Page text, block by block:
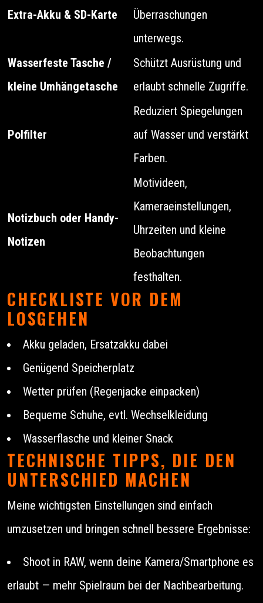
Extra-Akku & SD-Karte
Überraschungen
unterwegs.
Wasserfeste Tasche /
kleine Umhängetasche
Schützt Ausrüstung und
erlaubt schnelle Zugriffe.
Polfilter
Reduziert Spiegelungen
auf Wasser und verstärkt
Farben.
Notizbuch oder Handy-
Notizen
Motivideen,
Kameraeinstellungen,
Uhrzeiten und kleine
Beobachtungen
festhalten.
CHECKLISTE VOR DEM
LOSGEHEN
Akku geladen, Ersatzakku dabei
Genügend Speicherplatz
Wetter prüfen (Regenjacke einpacken)
Bequeme Schuhe, evtl. Wechselkleidung
Wasserflasche und kleiner Snack
TECHNISCHE TIPPS, DIE DEN
UNTERSCHIED MACHEN
Meine wichtigsten Einstellungen sind einfach
umzusetzen und bringen schnell bessere Ergebnisse:
Shoot in RAW, wenn deine Kamera/Smartphone es
erlaubt — mehr Spielraum bei der Nachbearbeitung.